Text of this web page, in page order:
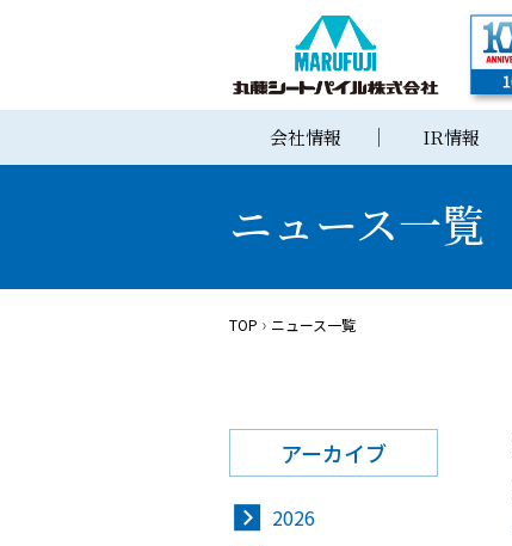
会社情報 IR情報
ニュース一覧
TOP ニュース一覧
アーカイブ
2026